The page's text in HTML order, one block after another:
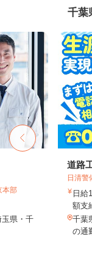
千葉
部
県・千
道路
日清
日給
額支
千葉
の通